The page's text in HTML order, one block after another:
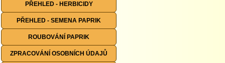
PŘEHLED - HERBICIDY
PŘEHLED - SEMENA PAPRIK
ROUBOVÁNÍ PAPRIK
ZPRACOVÁNÍ OSOBNÍCH ÚDAJŮ